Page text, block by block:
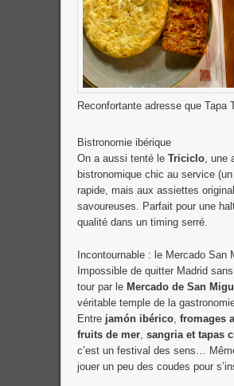
Reconfortante adresse que Tapa
Bistronomie ibérique
On a aussi tenté le Triciclo, une
bistronomique chic au service
rapide, mais aux assiettes
savoureuses. Parfait pour une
qualité dans un timing serré.
Incontournable : le Mercado San
Impossible de quitter Madrid
tour par le Mercado de San
véritable temple de la
Entre jamón ibérico, fromages
fruits de mer, sangria et tapas
c’est un festival des sens…
jouer un peu des coudes pour